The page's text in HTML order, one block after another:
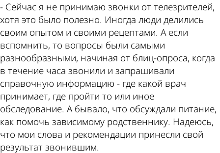
- Сейчас я не принимаю звонки от телезрителей,
хотя это было полезно. Иногда люди делились
своим опытом и своими рецептами. А если
вспомнить, то вопросы были самыми
разнообразными, начиная от блиц-опроса, когда
в течение часа звонили и запрашивали
справочную информацию - где какой врач
принимает, где пройти то или иное
обследование. А бывало, что обсуждали питание,
как помочь зависимому родственнику. Надеюсь,
что мои слова и рекомендации принесли свой
результат звонившим.